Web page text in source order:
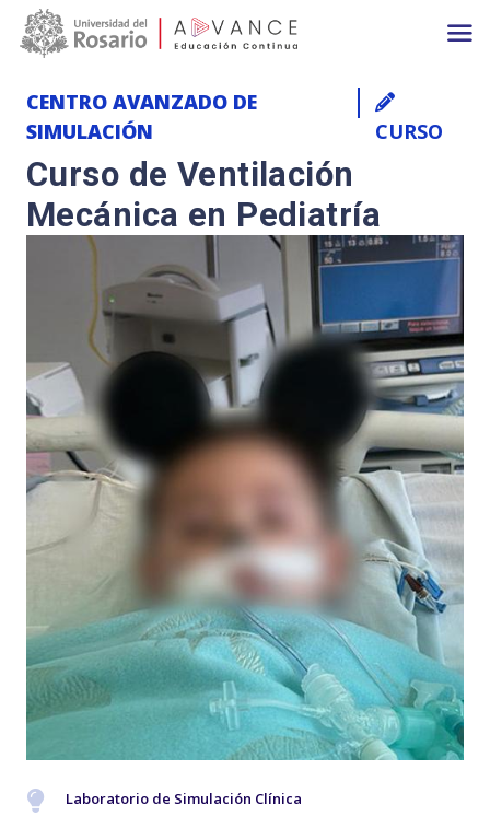
Pasar al contenido principal
Main navigation
CENTRO AVANZADO DE
SIMULACIÓN
CURSO
Curso de Ventilación
Mecánica en Pediatría
Laboratorio de Simulación Clínica